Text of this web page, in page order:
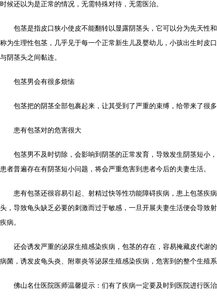
时候还以为是正常的情况，无需特殊对待，无需医治。
包茎是指皮口狭小使皮不能翻转以显露阴茎头，它可以分为先天性
称为生理性包茎，几乎见于每一个正常新生儿及婴幼儿，小孩出生时皮
与阴茎头之间黏连。
包茎男会有很多烦恼
包茎把的阴茎全部包裹起来，让其受到了严重的束缚，给带来了很
患有包茎对的危害很大
包茎男不及时切除，会影响到阴茎的正常发育，导致发生阴茎短小
患者普遍存在有阴茎短小问题，将会严重危害到患者今后的夫妻生活。
患有包茎还很容易引起、射精过快等性功能障碍疾病，患上包茎疾
头，导致龟头缺乏必要的刺激而过于敏感，一旦开展夫妻生活便会导致
疾病。
还会诱发严重的泌尿生殖感染疾病，包茎的存在，容易掩藏皮代谢
病菌，诱发皮龟头炎、附睾炎等泌尿生殖感染疾病，危害到的整个生殖
佛山名仕医院医师温馨提示：们有了疾病一定要及时到医院进行医